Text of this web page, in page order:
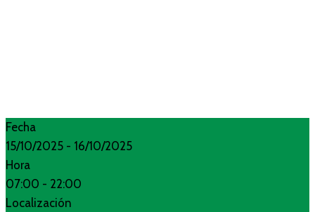
Fecha
15/10/2025 - 16/10/2025
Hora
07:00 - 22:00
Localización